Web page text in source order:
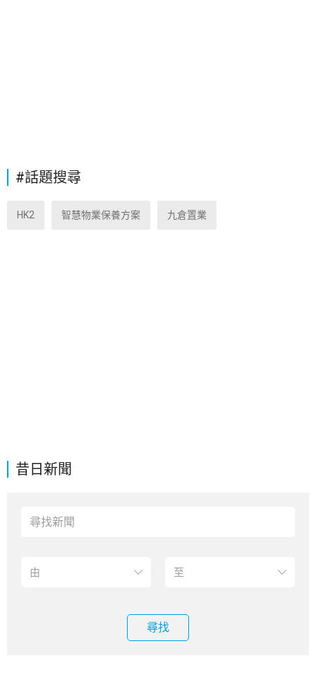
昔日新聞
尋找
#話題搜尋
HK2 智慧物業保養方案 九倉置業